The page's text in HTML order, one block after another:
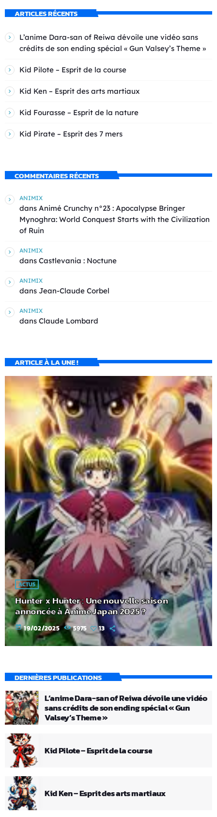
ARTICLES RÉCENTS
L’anime Dara-san of Reiwa dévoile une vidéo sans
crédits de son ending spécial « Gun Valsey’s Theme »
Kid Pilote – Esprit de la course
Kid Ken – Esprit des arts martiaux
Kid Fourasse – Esprit de la nature
Kid Pirate – Esprit des 7 mers
COMMENTAIRES RÉCENTS
ANIMIX
dans Animé Crunchy n°23 : Apocalypse Bringer
Mynoghra: World Conquest Starts with the Civilization
of Ruin
ANIMIX
dans Castlevania : Noctune
ANIMIX
dans Jean-Claude Corbel
ANIMIX
dans Claude Lombard
ARTICLE À LA UNE !
ACTUS
Hunter x Hunter : Une nouvelle saison
annoncée à Anime Japan 2025 ?
today 19/02/2025 5975 13
DERNIÈRES PUBLICATIONS
L’anime Dara-san of Reiwa dévoile une vidéo
sans crédits de son ending spécial « Gun
Valsey’s Theme »
Kid Pilote – Esprit de la course
Kid Ken – Esprit des arts martiaux